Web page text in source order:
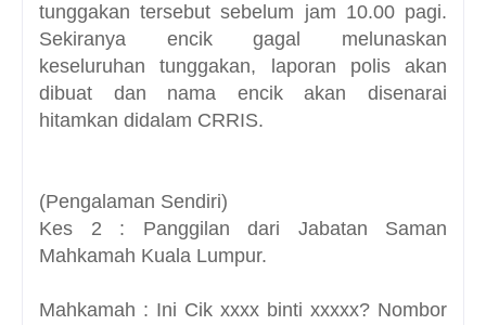
tunggakan tersebut sebelum jam 10.00 pagi.
Sekiranya encik gagal melunaskan
keseluruhan tunggakan, laporan polis akan
dibuat dan nama encik akan disenarai
hitamkan didalam CRRIS.
(Pengalaman Sendiri)
Kes 2 : Panggilan dari Jabatan Saman
Mahkamah Kuala Lumpur.
Mahkamah : Ini Cik xxxx binti xxxxx? Nombor